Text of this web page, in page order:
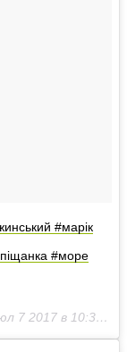
#марік
#море
7 2017 в 10:38 PDT